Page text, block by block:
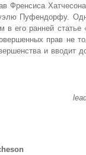
Френсиса
Пуфендорфу.
в его ранней
прав не
и вводит